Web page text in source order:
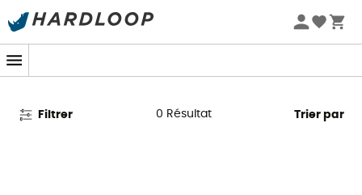
Promos d'été 🔥 -5 % EXTRA dès 2 produits* code Summer5
Casquettes Colmar
Filtrer 0 Résultat Trier par